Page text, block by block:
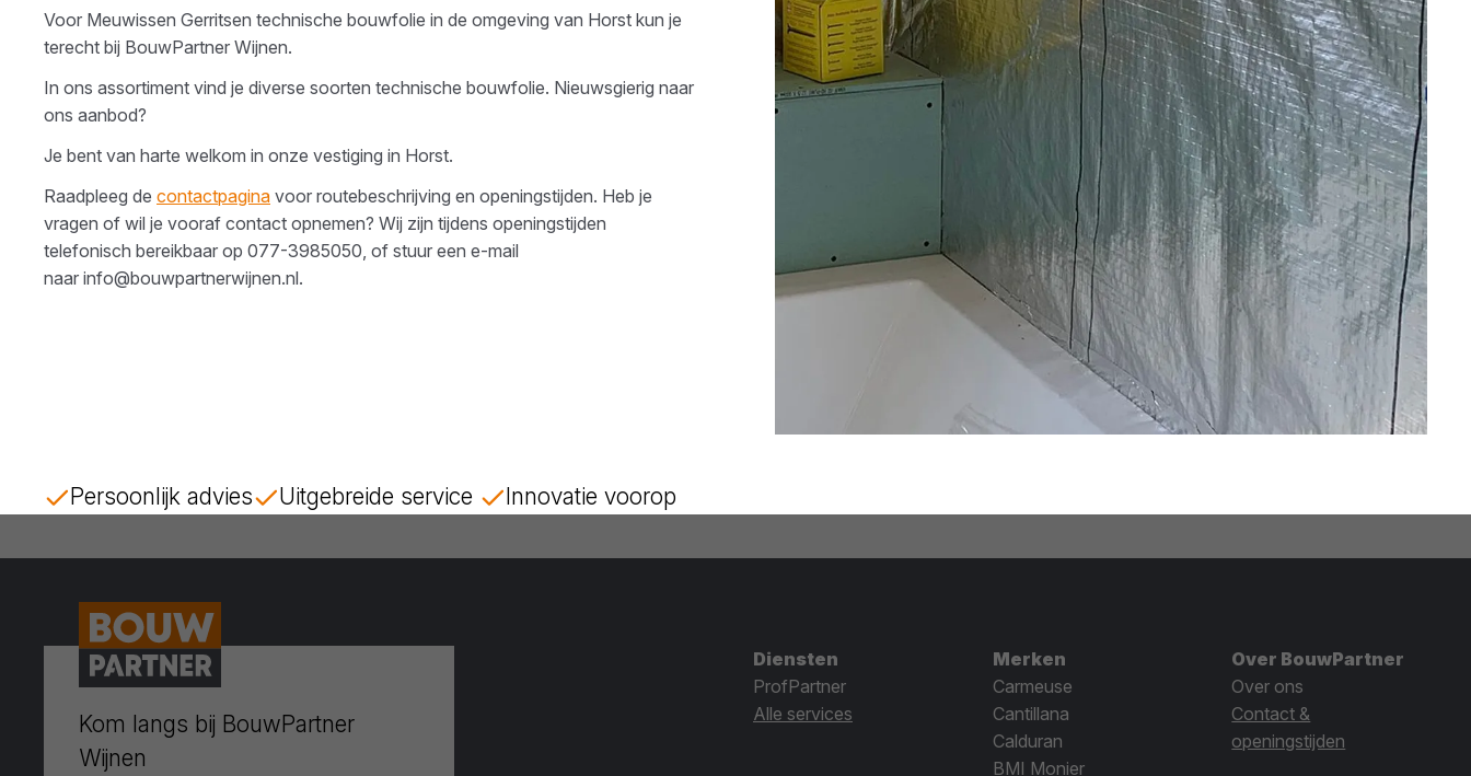
Voor Meuwissen Gerritsen technische bouwfolie in de omgeving van Horst kun je
terecht bij BouwPartner Wijnen.
In ons assortiment vind je diverse soorten technische bouwfolie. Nieuwsgierig naar
ons aanbod?
Je bent van harte welkom in onze vestiging in Horst.
Raadpleeg de contactpagina voor routebeschrijving en openingstijden. Heb je
vragen of wil je vooraf contact opnemen? Wij zijn tijdens openingstijden
telefonisch bereikbaar op 077-3985050 , of stuur een e-mail
naar info@bouwpartnerwijnen.nl.
Persoonlijk advies Uitgebreide service Innovatie voorop
Kom langs bij BouwPartner
Wijnen
Diensten
ProfPartner
Alle services
Merken
Carmeuse
Cantillana
Calduran
BMI Monier
Over BouwPartner
Over ons
Contact &
openingstijden